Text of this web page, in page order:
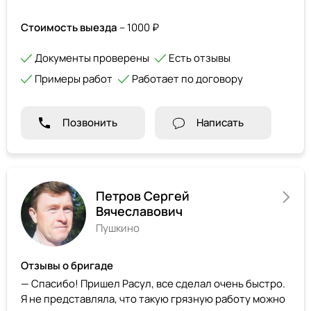
Стоимость выезда – 1000 ₽
Документы проверены
Есть отзывы
Примеры работ
Работает по договору
Позвонить Написать
Петров Сергей
Вячеславович
Пушкино
Отзывы о бригаде
— Спасибо! Пришел Расул, все сделал очень быстро.
Я не представляла, что такую грязную работу можно